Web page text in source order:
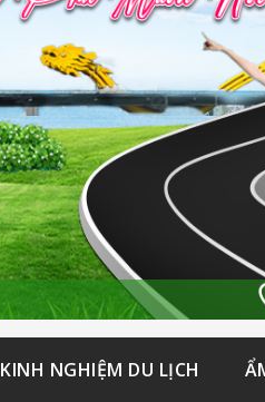
KINH NGHIỆM DU LỊCH